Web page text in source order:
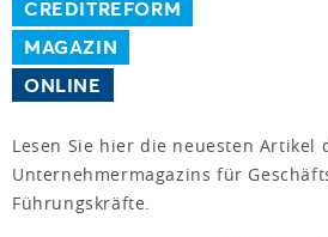
CREDITREFORM
MAGAZIN
ONLINE
Lesen Sie hier die neuesten Artikel
Unternehmermagazins für
Führungskräfte.